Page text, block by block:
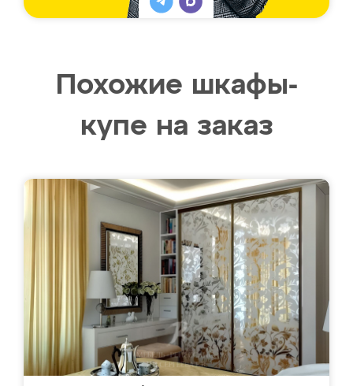
Похожие шкафы-
купе на заказ